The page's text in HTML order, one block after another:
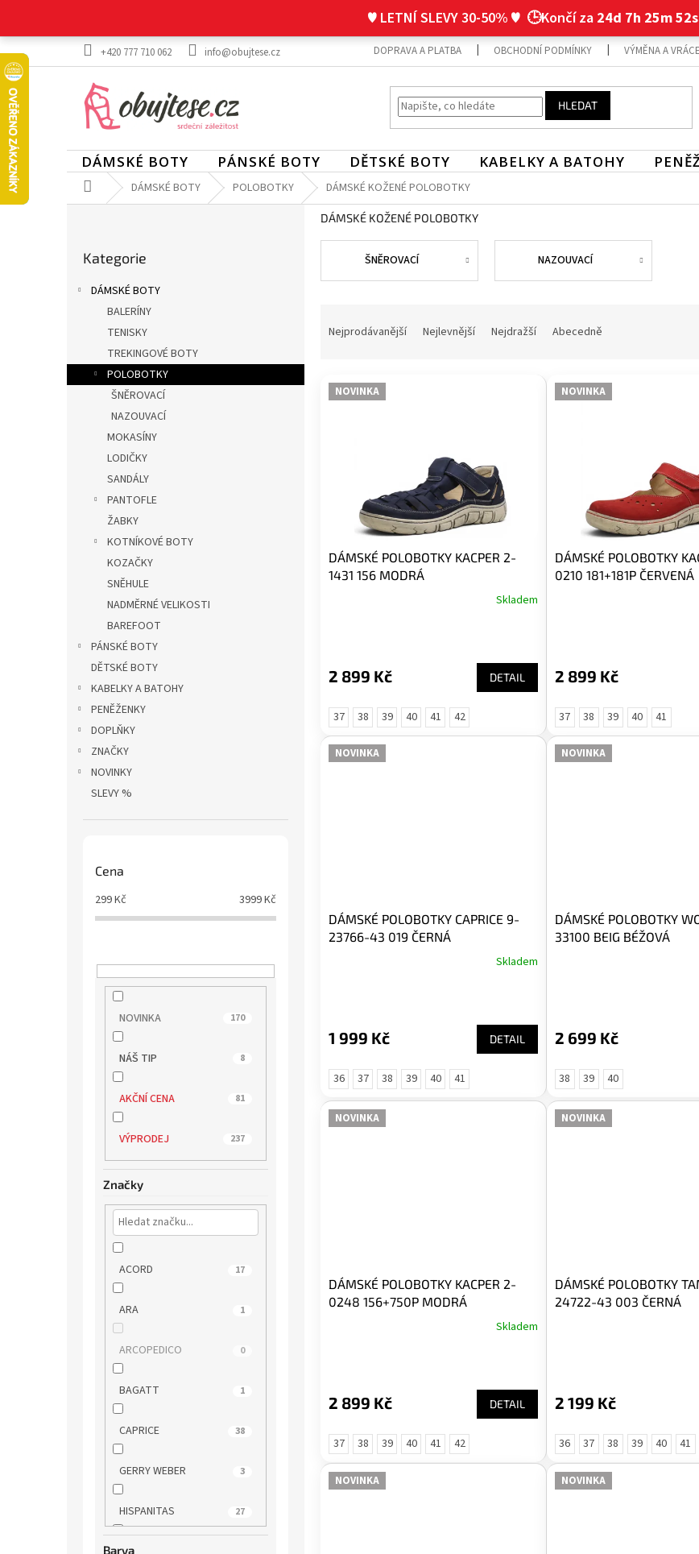
obsah
♥ LETNÍ SLEVY 30-50% ♥ 🕒Končí za 24d 7h 25m 52s
+420 777 710 062 info@obujtese.cz DOPRAVA A PLATBA OBCHODNÍ PODMÍNKY VÝMĚNA A
HLEDAT
DÁMSKÉ BOTY PÁNSKÉ BOTY DĚTSKÉ BOTY KABELKY A BATOHY
Domů DÁMSKÉ BOTY POLOBOTKY DÁMSKÉ KOŽENÉ POLOBOTKY
a
kategorie
Kategorie
DÁMSKÉ BOTY
BALERÍNY
TENISKY
TREKINGOVÉ BOTY
POLOBOTKY
ŠNĚROVACÍ
NAZOUVACÍ
MOKASÍNY
LODIČKY
SANDÁLY
PANTOFLE
ŽABKY
KOTNÍKOVÉ BOTY
KOZAČKY
SNĚHULE
NADMĚRNÉ VELIKOSTI
BAREFOOT
PÁNSKÉ BOTY
DĚTSKÉ BOTY
KABELKY A BATOHY
PENĚŽENKY
DOPLŇKY
ZNAČKY
NOVINKY
SLEVY %
Cena
299Kč 3999Kč
NOVINKA 170
NÁŠ TIP 8
AKČNÍ CENA 81
VÝPRODEJ 237
Značky
ACORD 17
ARA 1
ARCOPEDICO 0
BAGATT 1
CAPRICE 38
GERRY WEBER 3
HISPANITAS 27
Barva
DÁMSKÉ KOŽENÉ POLOBOTKY
ŠNĚROVACÍ NAZOUVACÍ
n
Nejprodávanější Nejlevnější Nejdražší Abecedně
V NOVINKA
DÁMSKÉ POLOBOTKY KACPER 2-
1431 156 MODRÁ
Skladem
2 899 Kč DETAIL
37 38 39 40 41 42
NOVINKA
DÁMSKÉ POLOBOTKY
0210 181+181P ČERVENÁ
2 899 Kč
37 38 39 40 41
NOVINKA
DÁMSKÉ POLOBOTKY CAPRICE 9-
23766-43 019 ČERNÁ
Skladem
1 999 Kč DETAIL
36 37 38 39 40 41
NOVINKA
DÁMSKÉ POLOBOTKY
33100 BEIG BÉŽOVÁ
2 699 Kč
38 39 40
NOVINKA
DÁMSKÉ POLOBOTKY KACPER 2-
0248 156+750P MODRÁ
Skladem
2 899 Kč DETAIL
37 38 39 40 41 42
NOVINKA
DÁMSKÉ POLOBOTKY
24722-43 003 ČERNÁ
2 199 Kč
36 37 38 39 40 41
NOVINKA NOVINKA